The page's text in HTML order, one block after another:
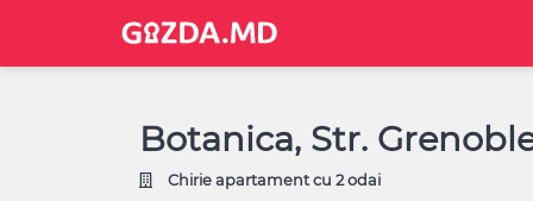
Botanica, Str.
Chirie apartament cu 2 odai